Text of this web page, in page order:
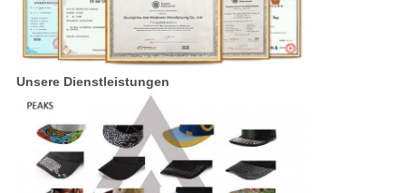
Unsere Dienstleistungen